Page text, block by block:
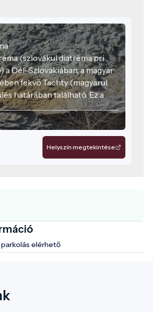
(szlovákul diatréma pri
a Dél-Szlovákiában, a magyar
fekvő Tachty (magyarul:
határában található. Ez a
a Kárpát–Pannon térség
egyik tanúja.
Helyszín megtekintése
elérhető